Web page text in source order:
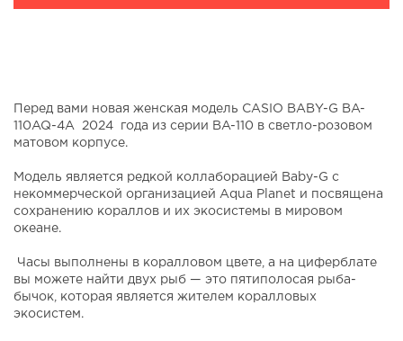
Перед вами новая женская модель CASIO BABY-G BA-
110AQ-4A 2024 года из серии BA-110 в светло-розовом
матовом корпусе.
Модель является редкой коллаборацией Baby-G с
некоммерческой организацией Aqua Planet и посвящена
сохранению кораллов и их экосистемы в мировом
океане.
Часы выполнены в коралловом цвете, а на циферблате
вы можете найти двух рыб — это пятиполосая рыба-
бычок, которая является жителем коралловых
экосистем.